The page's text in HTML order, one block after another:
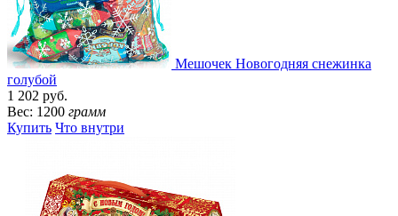
Мешочек Новогодняя снежинка
голубой
1 202 руб.
Вес: 1200 грамм
Купить Что внутри